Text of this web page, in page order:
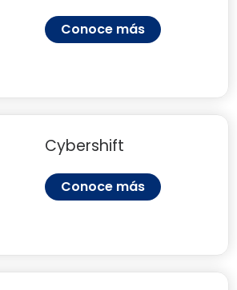
Conoce más
Cybershift
Conoce más